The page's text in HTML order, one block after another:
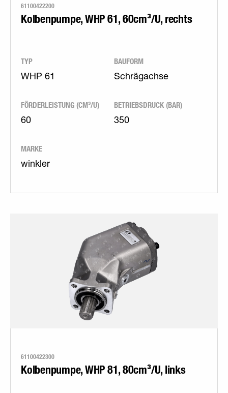
61100422200
Kolbenpumpe, WHP 61, 60cm³/U, rechts
TYP
WHP 61
BAUFORM
Schrägachse
FÖRDERLEISTUNG (CM³/U)
60
BETRIEBSDRUCK (BAR)
350
MARKE
winkler
61100422300
Kolbenpumpe, WHP 81, 80cm³/U, links